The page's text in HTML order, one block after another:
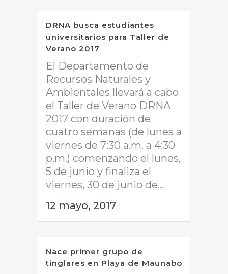
DRNA busca estudiantes
universitarios para Taller de
Verano 2017
El Departamento de
Recursos Naturales y
Ambientales llevará a cabo
el Taller de Verano DRNA
2017 con duración de
cuatro semanas (de lunes a
viernes de 7:30 a.m. a 4:30
p.m.) comenzando el lunes,
5 de junio y finaliza el
viernes, 30 de junio de...
12 mayo, 2017
Nace primer grupo de
tinglares en Playa de Maunabo